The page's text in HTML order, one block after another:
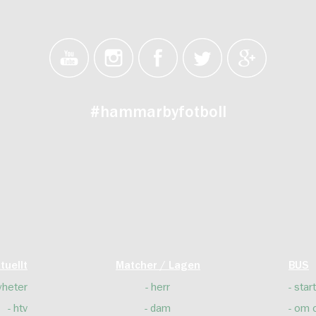
#hammarbyfotboll
htv
Matcher / Lagen
herr
dam
BUS
start
om